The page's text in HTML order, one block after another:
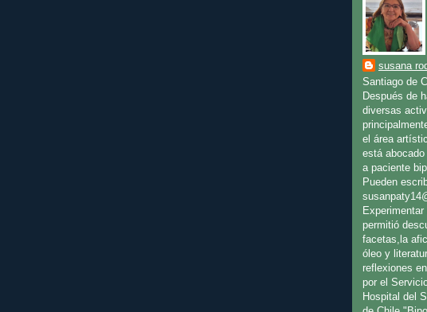
susana
Santiago de
Después de
diversas
el área
está
a paciente
Pueden
permitió
facetas,la
óleo y
reflexiones
por el
Hospital del